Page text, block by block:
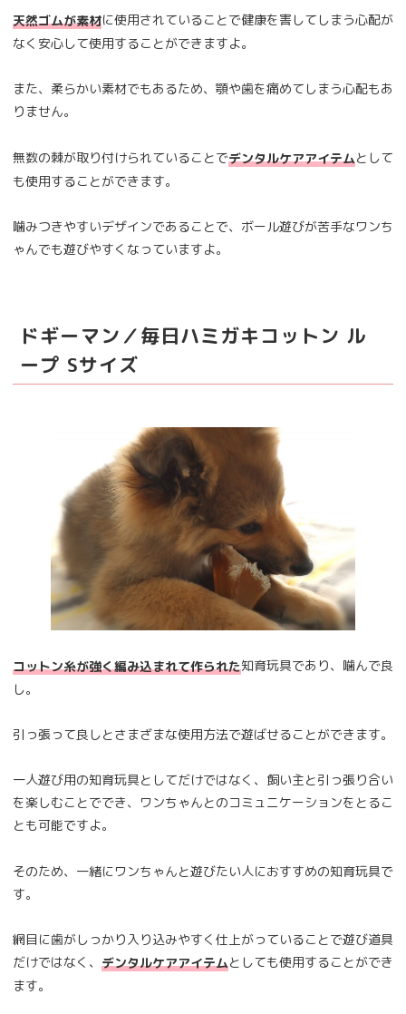
天然ゴムが素材に使用されていることで健康を害してしまう心配が
なく安心して使用することができますよ。
また、柔らかい素材でもあるため、顎や歯を痛めてしまう心配もあ
りません。
無数の棘が取り付けられていることでデンタルケアアイテムとして
も使用することができます。
噛みつきやすいデザインであることで、ボール遊びが苦手なワンち
ゃんでも遊びやすくなっていますよ。
ドギーマン／毎日ハミガキコットン ル
ープ Sサイズ
コットン糸が強く編み込まれて作られた知育玩具であり、噛んで良
し。
引っ張って良しとさまざまな使用方法で遊ばせることができます。
一人遊び用の知育玩具としてだけではなく、飼い主と引っ張り合い
を楽しむことででき、ワンちゃんとのコミュニケーションをとるこ
とも可能ですよ。
そのため、一緒にワンちゃんと遊びたい人におすすめの知育玩具で
す。
網目に歯がしっかり入り込みやすく仕上がっていることで遊び道具
だけではなく、 デンタルケアアイテムとしても使用することができ
ます。